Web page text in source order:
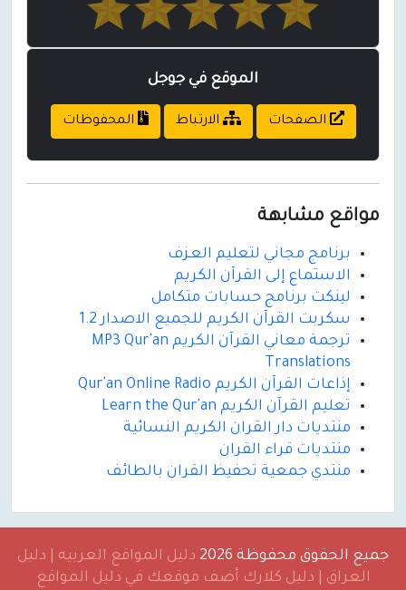
الموقع في جوجل
الصفحات الارتباط المحفوظات
مواقع مشابهة
برنامج مجاني لتعليم العـزف
الاستماع إلى القرآن الكريم
لينكت برنامج حسابات متكامل
سكربت القرآن الكريم للجميع الاصدار 1.2
ترجمة معاني القرآن الكريم MP3 Qur'an
Translations
إذاعات القرآن الكريم Qur'an Online Radio
تعليم القرآن الكريم Learn the Qur'an
منتديات دار القران الكريم النسائية
منتديات قراء القران
منتدي جمعية تحفيظ القران بالطائف
جميع الحقوق محفوظة 2026
دليل المواقع العربيه | دليل
العراق | دليل كلارك أضف موقعك في دليل المواقع